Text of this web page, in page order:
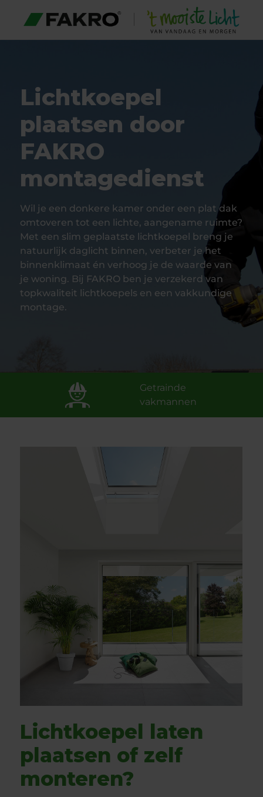
Lichtkoepel
plaatsen door
FAKRO
montagedienst
Wil je een donkere kamer onder een plat dak
omtoveren tot een lichte, aangename ruimte?
Met een slim geplaatste lichtkoepel breng je
natuurlijk daglicht binnen, verbeter je het
binnenklimaat én verhoog je de waarde van
je woning. Bij FAKRO ben je verzekerd van
topkwaliteit lichtkoepels en een vakkundige
montage.
Gratis prijsopgave
Lichtkoepel laten
plaatsen of zelf
monteren?